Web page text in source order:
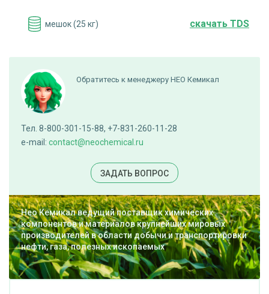
мешок (25 кг) cкачать TDS
Альгинат натрия BOL05
мешок (25 кг)
ДОБАВИТЬ В ЗАЯВКУ
Аскорбиновая кислота
кор (25 кг) cкачать TDS
ДОБАВИТЬ В ЗАЯВКУ
Обратитесь к менеджеру НЕО Кемикал
Тел. 8-800-301-15-88, +7-831-260-11-28
e-mail: contact@neochemical.ru
ЗАДАТЬ ВОПРОС
Нео Кемикал ведущий поставщик химических
компонентов и материалов крупнейших мировых
производителей в области добычи и транспортировки
нефти, газа, полезных ископаемых